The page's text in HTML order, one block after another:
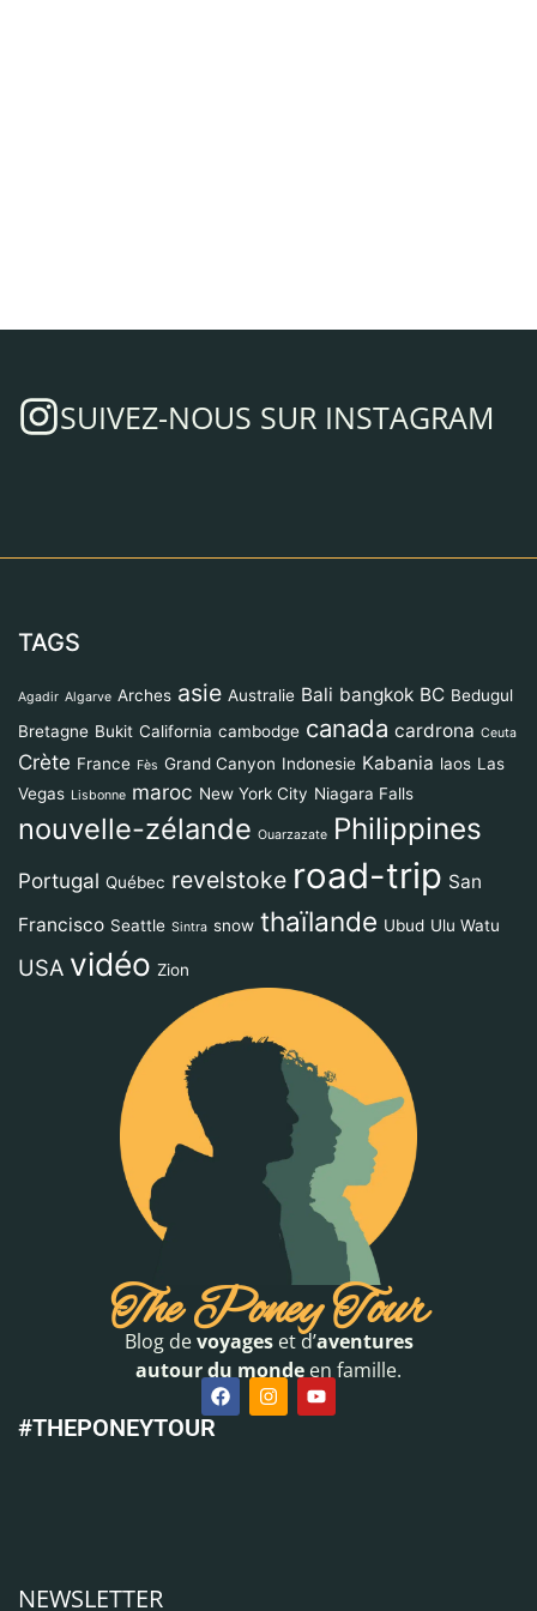
SUIVEZ-NOUS SUR INSTAGRAM
TAGS
Agadir Algarve Arches asie Australie Bali bangkok BC Bedugul
Bretagne Bukit California cambodge canada cardrona Ceuta
Crète France Fès Grand Canyon Indonesie Kabania laos Las
Vegas Lisbonne maroc New York City Niagara Falls
nouvelle-zélande Ouarzazate Philippines
Portugal Québec revelstoke road-trip San
Francisco Seattle Sintra snow thaïlande Ubud Ulu Watu
USA vidéo Zion
The Poney Tour
Blog devoyageset d’aventures
autour du monde en famille.
#THEPONEYTOUR
NEWSLETTER